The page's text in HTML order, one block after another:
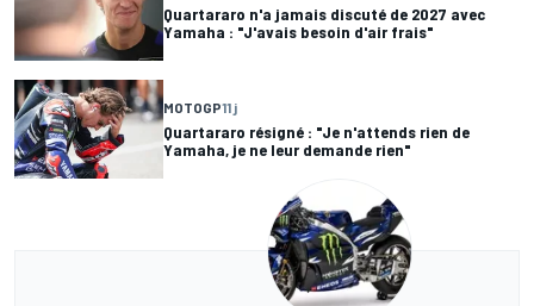
Quartararo n'a jamais discuté de 2027 avec
Yamaha : "J'avais besoin d'air frais"
MOTOGP11 j
Quartararo résigné : "Je n'attends rien de
Yamaha, je ne leur demande rien"